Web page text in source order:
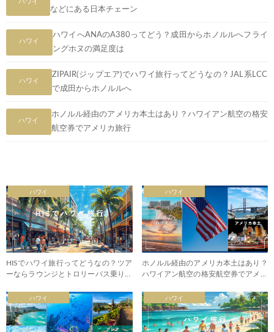
などにある日本チェーン
ハワイ
ハワイへANAのA380ってどう？成田からホノルルへフライ
ングホヌの満足度は
ハワイ
ZIPAIR(ジップエア)でハワイ旅行ってどうなの？JAL系LCC
で成田からホノルルへ
ハワイ
ホノルル経由のアメリカ本土はあり？ハワイアン航空の格安
航空券でアメリカ旅行
ハワイ
HISでハワイ旅行ってどうなの？ツア
ーならラウンジとトロリーバス乗り放
ハワイ
ホノルル経由のアメリカ本土はあり？
ハワイアン航空の格安航空券でアメリ
ハワイ ハワイ